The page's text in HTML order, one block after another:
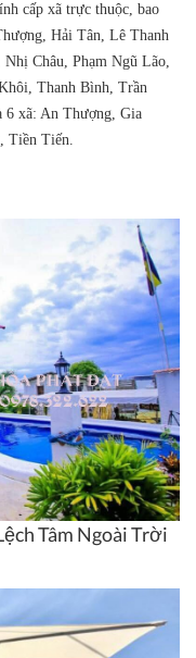
cấp xã trực thuộc, bao
Hải Tân, Lê Thanh
Châu, Phạm Ngũ Lão,
Thanh Bình, Trần
xã: An Thượng, Gia
Tiền Tiến.
Tâm Ngoài Trời